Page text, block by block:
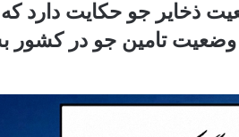
ذخایر جو حکایت دارد
وضعیت تامین جو در کشور